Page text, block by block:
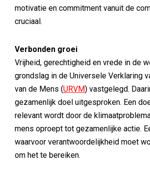
motivatie en commitment vanuit de
cruciaal.
Verbonden groei
Vrijheid, gerechtigheid en vrede in de
grondslag in de Universele Verklaring
van de Mens (URVM) vastgelegd.
gezamenlijk doel uitgesproken. Een
relevant wordt door de
mens oproept tot gezamenlijke actie.
waarvoor verantwoordelijkheid moet
om het te bereiken.